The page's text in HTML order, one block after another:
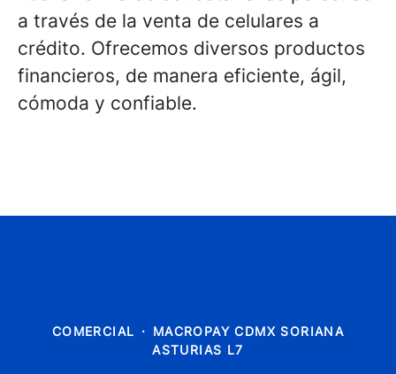
a través de la venta de celulares a
crédito. Ofrecemos diversos productos
financieros, de manera eficiente, ágil,
cómoda y confiable.
COMERCIAL · MACROPAY CDMX SORIANA
ASTURIAS L7